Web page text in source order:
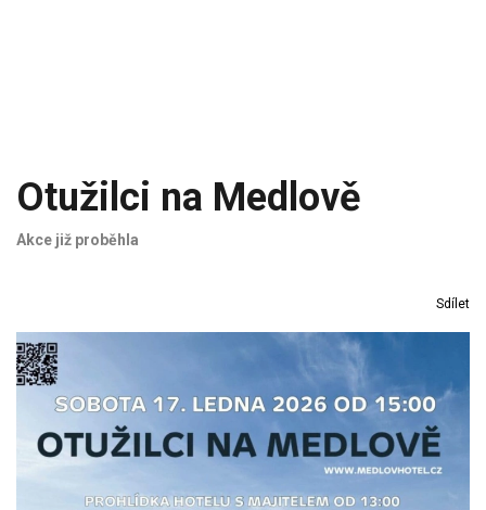
Otužilci na Medlově
Akce již proběhla
Sdílet